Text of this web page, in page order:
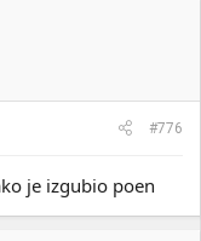
#776
je izgubio poen